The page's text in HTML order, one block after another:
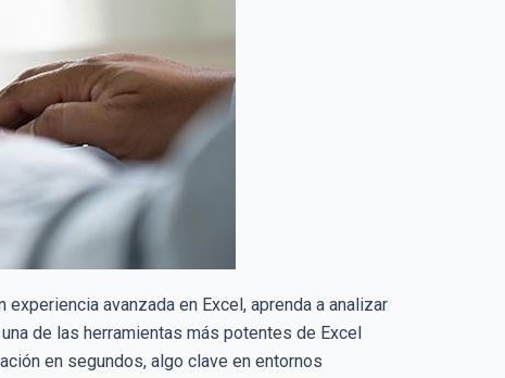
avanzada en Excel, aprenda a analizar
de las herramientas más potentes de Excel
en segundos, algo clave en entornos